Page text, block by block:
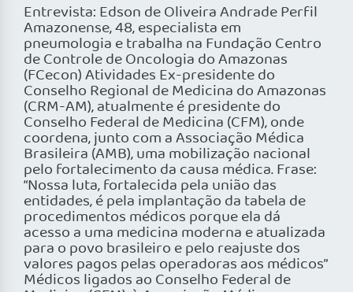
Entrevista: Edson de Oliveira Andrade Perfil
Amazonense, 48, especialista em
pneumologia e trabalha na Fundação Centro
de Controle de Oncologia do Amazonas
(FCecon) Atividades Ex-presidente do
Conselho Regional de Medicina do Amazonas
(CRM-AM), atualmente é presidente do
Conselho Federal de Medicina (CFM), onde
coordena, junto com a Associação Médica
Brasileira (AMB), uma mobilização nacional
pelo fortalecimento da causa médica. Frase:
“Nossa luta, fortalecida pela união das
entidades, é pela implantação da tabela de
procedimentos médicos porque ela dá
acesso a uma medicina moderna e atualizada
para o povo brasileiro e pelo reajuste dos
valores pagos pelas operadoras aos médicos”
Médicos ligados ao Conselho Federal de